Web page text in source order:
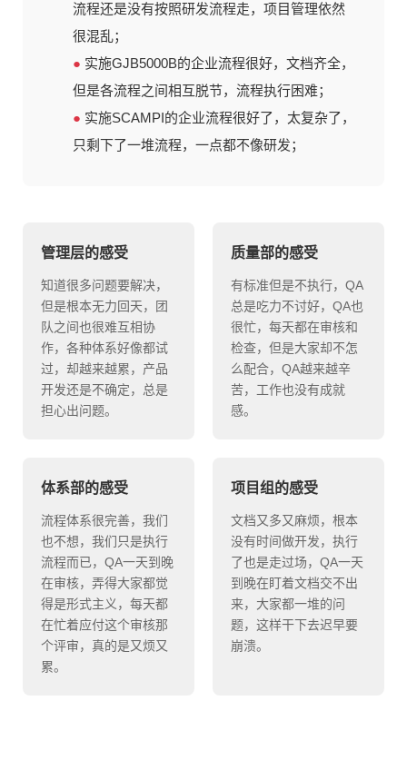
流程还是没有按照研发流程走，项目管理依然
很混乱；
● 实施GJB5000B的企业流程很好，文档齐全，
但是各流程之间相互脱节，流程执行困难；
● 实施SCAMPI的企业流程很好了，太复杂了，
只剩下了一堆流程，一点都不像研发；
管理层的感受
知道很多问题要解决，
但是根本无力回天，团
队之间也很难互相协
作，各种体系好像都试
过，却越来越累，产品
开发还是不确定，总是
担心出问题。
质量部的感受
有标准但是不执行，QA
总是吃力不讨好，QA也
很忙，每天都在审核和
检查，但是大家却不怎
么配合，QA越来越辛
苦，工作也没有成就
感。
体系部的感受
流程体系很完善，我们
也不想，我们只是执行
流程而已，QA一天到晚
在审核，弄得大家都觉
得是形式主义，每天都
在忙着应付这个审核那
个评审，真的是又烦又
累。
项目组的感受
文档又多又麻烦，根本
没有时间做开发，执行
了也是走过场，QA一天
到晚在盯着文档交不出
来，大家都一堆的问
题，这样干下去迟早要
崩溃。